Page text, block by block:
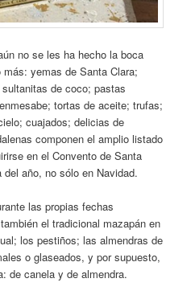
no se les ha hecho la boca
yemas de Santa Clara;
de coco; pastas
tortas de aceite; trufas;
cuajados; delicias de
componen el amplio listado
en el Convento de Santa
año, no sólo en Navidad.
las propias fechas
el tradicional mazapán en
los pestiños; las almendras de
o glaseados, y por supuesto,
de canela y de almendra.